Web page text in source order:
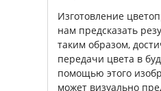
Изготовление
нам предсказать
таким образом,
передачи цвета в
помощью этого
может визуально